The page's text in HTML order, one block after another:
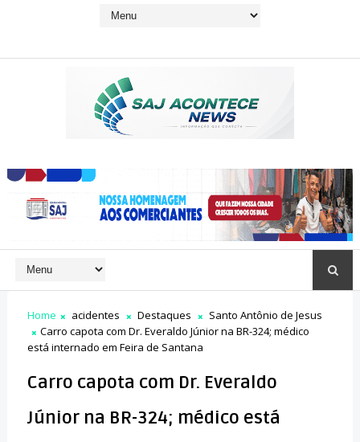
Home acidentes Destaques
Santo Antônio de Jesus
Carro capota com Dr. Everaldo Júnior na BR-324; médico
está internado em Feira de Santana
Carro capota com Dr. Everaldo
Júnior na BR-324; médico está